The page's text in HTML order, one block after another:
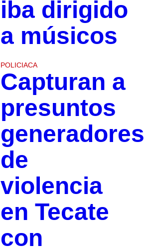
iba dirigido
a músicos
POLICIACA
Capturan a
presuntos
generadores
de
violencia
en Tecate
con